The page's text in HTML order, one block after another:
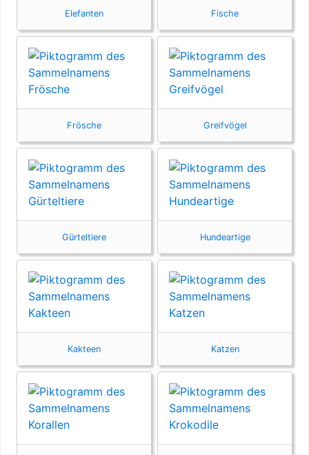
Elefanten Fische
Frösche Greifvögel
Gürteltiere Hundeartige
Kakteen Katzen